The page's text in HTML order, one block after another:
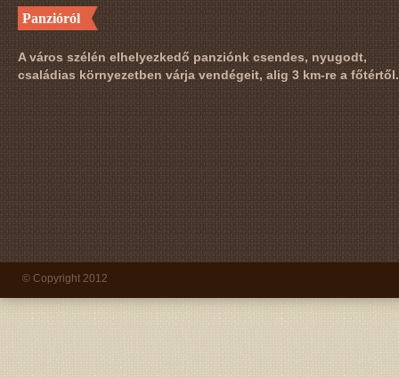
Panzióról
A város szélén elhelyezkedő panziónk csendes, nyugodt,
családias környezetben várja vendégeit, alig 3 km-re a főtértől.
© Copyright 2012